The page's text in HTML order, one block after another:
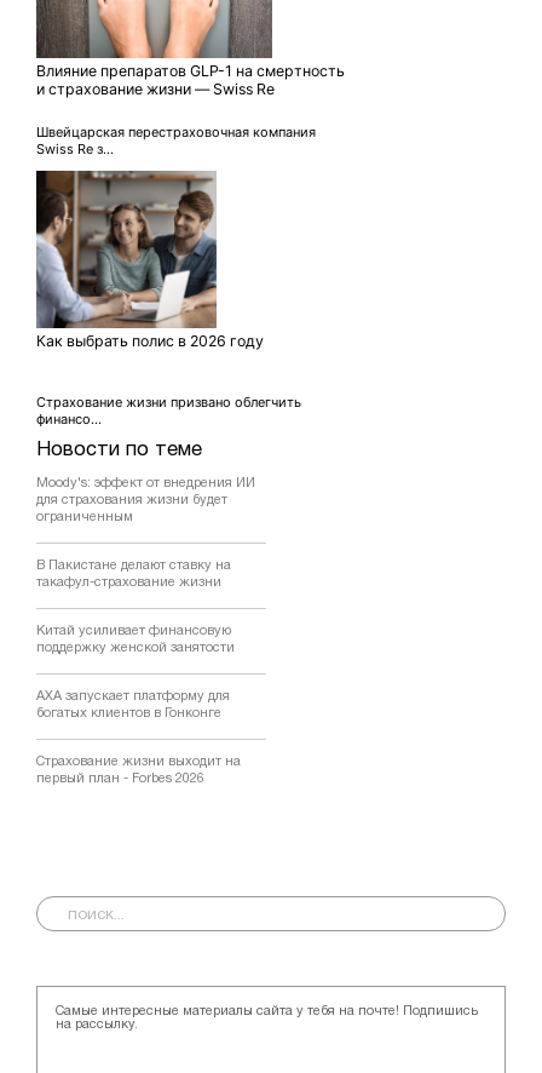
Новости по теме
Moody's: эффект от внедрения ИИ
для страхования жизни будет
ограниченным
В Пакистане делают ставку на
такафул-страхование жизни
Китай усиливает финансовую
поддержку женской занятости
AXA запускает платформу для
богатых клиентов в Гонконге
Страхование жизни выходит на
первый план - Forbes 2026
Влияние препаратов GLP-1 на смертность
и страхование жизни — Swiss Re
Швейцарская перестраховочная компания
Swiss Re з...
Как выбрать полис в 2026 году
Страхование жизни призвано облегчить
финансо...
Самые интересные материалы сайта у тебя на почте! Подпишись
на рассылку.